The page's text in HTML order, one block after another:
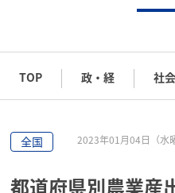
TOP 政・経 社会
全国 2023年01月04日（水
都道府県別農業産